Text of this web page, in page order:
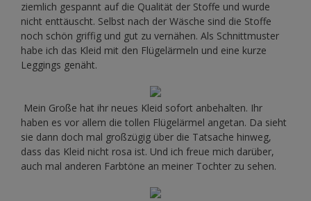
ziemlich gespannt auf die Qualität der Stoffe und wurde
nicht enttäuscht. Selbst nach der Wäsche sind die Stoffe
noch schön griffig und gut zu vernähen. Als Schnittmuster
habe ich das Kleid mit den Flügelärmeln und eine kurze
Leggings genäht.
Mein Große hat ihr neues Kleid sofort anbehalten. Ihr
haben es vor allem die tollen Flügelärmel angetan. Da sieht
sie dann doch mal großzügig über die Tatsache hinweg,
dass das Kleid nicht rosa ist. Und ich freue mich darüber,
auch mal anderen Farbtöne an meiner Tochter zu sehen.